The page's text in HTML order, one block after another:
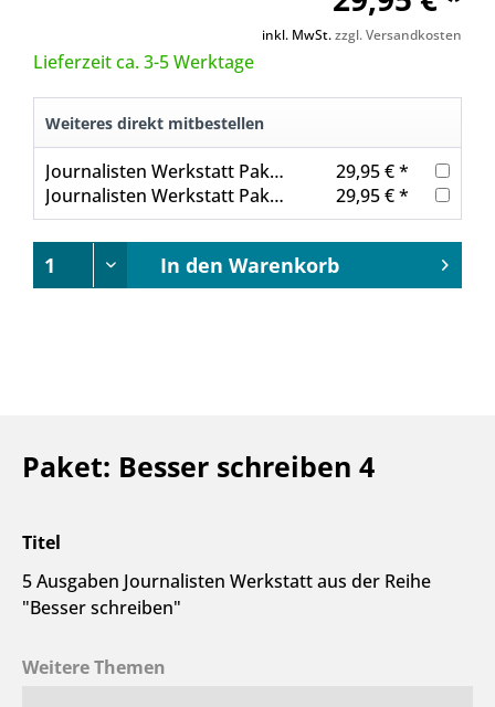
inkl. MwSt.zzgl. Versandkosten
Lieferzeit ca. 3-5 Werktage
Weiteres direkt mitbestellen
Journalisten Werkstatt Paket: Besser schreiben 2
29,95 € *
Journalisten Werkstatt Paket: Besser schreiben 3
29,95 € *
In den Warenkorb
Paket: Besser schreiben 4
Titel
5 Ausgaben Journalisten Werkstatt aus der Reihe
"Besser schreiben"
Weitere Themen